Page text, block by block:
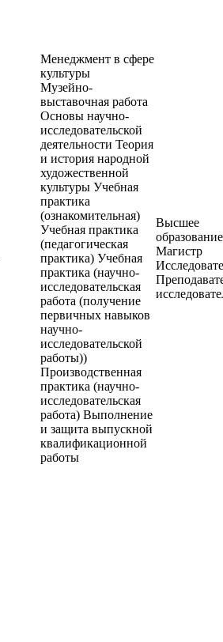
Менеджмент в сфере
культуры
Музейно-
выставочная работа
Основы научно-
исследовательской
деятельности Теория
и история народной
художественной
культуры Учебная
практика
(ознакомительная)
Учебная практика
(педагогическая
практика) Учебная
практика (научно-
исследовательская
работа (получение
первичных навыков
научно-
исследовательской
работы))
Производственная
практика (научно-
исследовательская
работа) Выполнение
и защита выпускной
квалификационной
работы
Высшее
Магистр